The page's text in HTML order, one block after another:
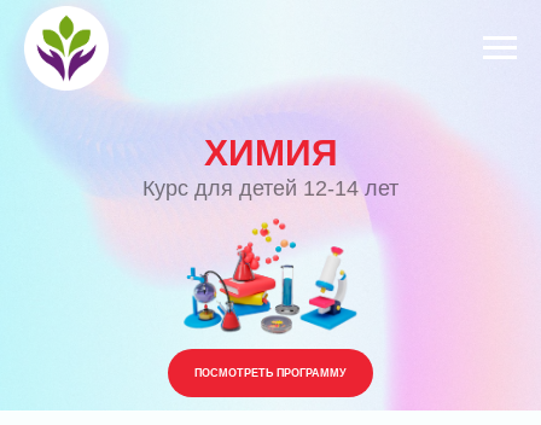
Курс для детей 12-14 лет
ХИМИЯ
ПОСМОТРЕТЬ ПРОГРАММУ